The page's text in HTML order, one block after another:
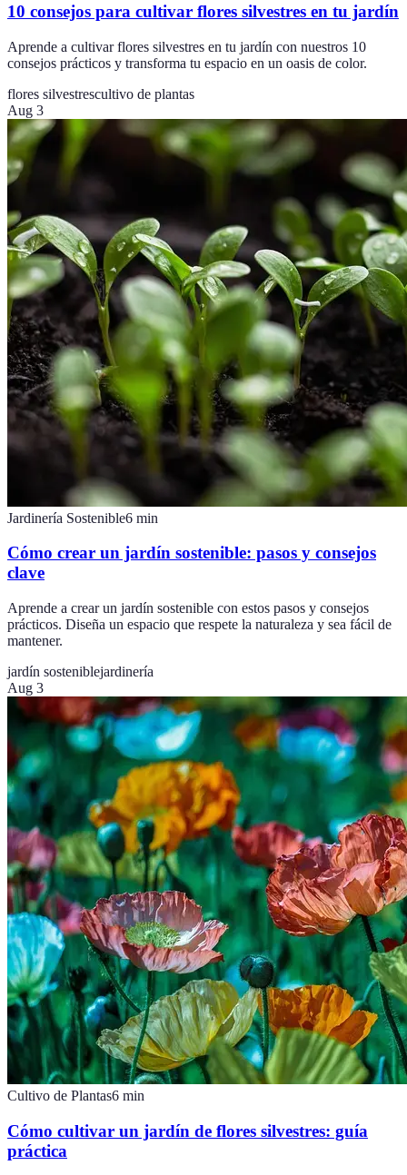
10 consejos para cultivar flores silvestres en tu jardín
Aprende a cultivar flores silvestres en tu jardín con nuestros 10
consejos prácticos y transforma tu espacio en un oasis de color.
flores silvestrescultivo de plantas
Aug 3
Jardinería Sostenible6 min
Cómo crear un jardín sostenible: pasos y consejos
clave
Aprende a crear un jardín sostenible con estos pasos y consejos
prácticos. Diseña un espacio que respete la naturaleza y sea fácil de
mantener.
jardín sosteniblejardinería
Aug 3
Cultivo de Plantas6 min
Cómo cultivar un jardín de flores silvestres: guía
práctica